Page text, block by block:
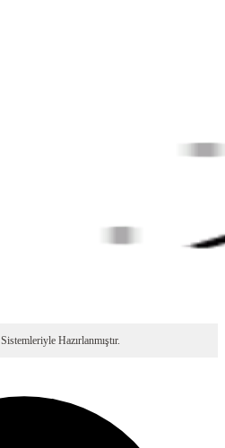
Sistemleriyle Hazırlanmıştır.